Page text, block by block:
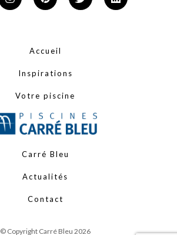
Accueil
Inspirations
Votre piscine
Carré Bleu
Actualités
Contact
© Copyright Carré Bleu 2026